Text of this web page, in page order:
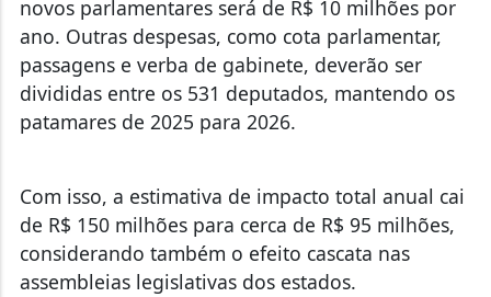
novos parlamentares será de R$ 10 milhões por
ano. Outras despesas, como cota parlamentar,
passagens e verba de gabinete, deverão ser
divididas entre os 531 deputados, mantendo os
patamares de 2025 para 2026.
Com isso, a estimativa de impacto total anual cai
de R$ 150 milhões para cerca de R$ 95 milhões,
considerando também o efeito cascata nas
assembleias legislativas dos estados.